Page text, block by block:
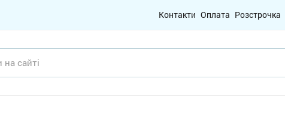
Контакти Оплата Розстрочка